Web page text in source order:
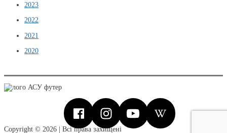
2023
2022
2021
2020
Copyright © 2026 | Всі права захищені